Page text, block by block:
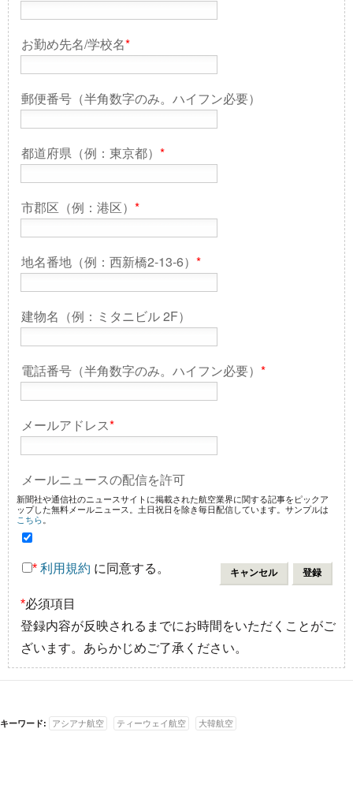
お勤め先名/学校名*
郵便番号（半角数字のみ。ハイフン必要）
都道府県（例：東京都） *
市郡区（例：港区） *
地名番地（例：西新橋2-13-6） *
建物名（例：ミタニビル 2F）
電話番号（半角数字のみ。ハイフン必要） *
メールアドレス*
メールニュースの配信を許可
新聞社や通信社のニュースサイトに掲載された航空業界に関する記事をピックア
ップした無料メールニュース。土日祝日を除き毎日配信しています。サンプルは
こちら
* 利用規約 に同意する。
*必須項目
登録内容が反映されるまでにお時間をいただくことがご
ざいます。あらかじめご了承ください。
キーワード: アシアナ航空 ティーウェイ航空 大韓航空